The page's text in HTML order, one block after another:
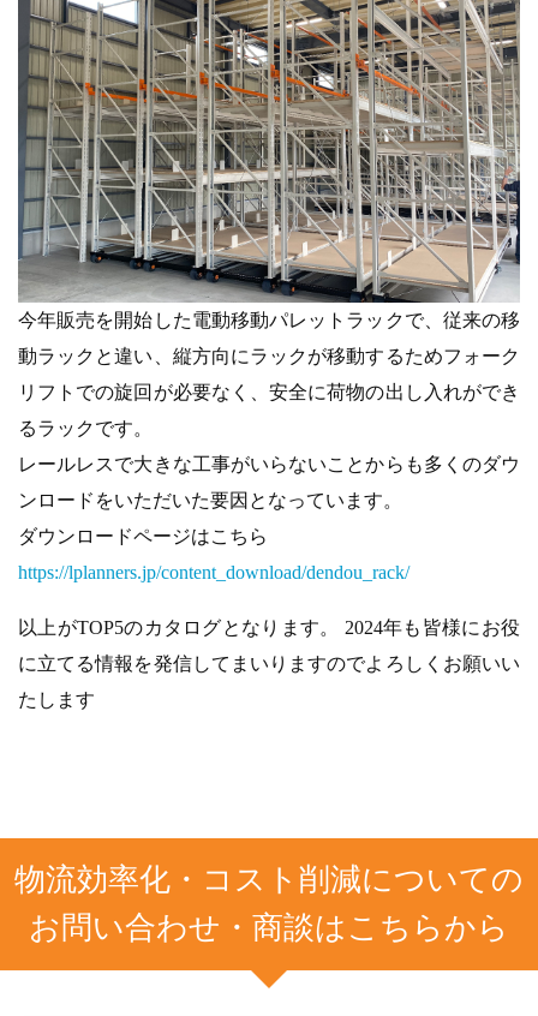
今年販売を開始した電動移動パレットラックで、従来の移
動ラックと違い、縦方向にラックが移動するためフォーク
リフトでの旋回が必要なく、安全に荷物の出し入れができ
るラックです。
レールレスで大きな工事がいらないことからも多くのダウ
ンロードをいただいた要因となっています。
ダウンロードページはこちら
https://lplanners.jp/content_download/dendou_rack/
以上がTOP5のカタログとなります。 2024年も皆様にお役
に立てる情報を発信してまいりますのでよろしくお願いい
たします
物流効率化・コスト削減についての
お問い合わせ・商談はこちらから